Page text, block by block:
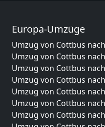
Europa-Umzüge
Umzug von Cottbus
Umzug von Cottbus
Umzug von Cottbus
Umzug von Cottbus
Umzug von Cottbus
Umzug von Cottbus
Umzug von Cottbus